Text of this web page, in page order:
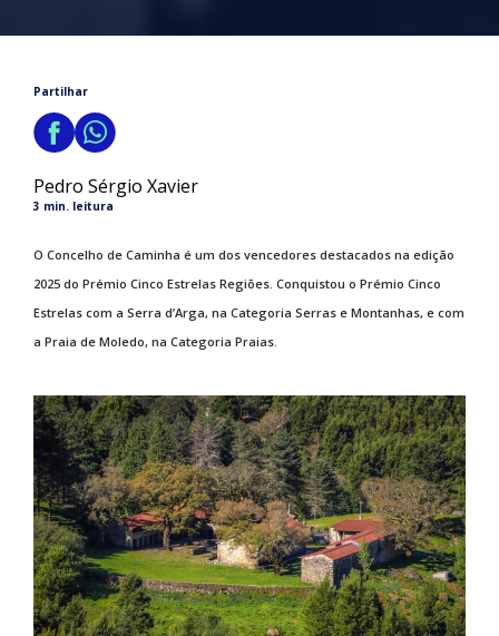
Partilhar
Pedro Sérgio Xavier
3 min. leitura
O Concelho de Caminha é um dos vencedores destacados na edição
2025 do Prémio Cinco Estrelas Regiões. Conquistou o Prémio Cinco
Estrelas com a Serra d’Arga, na Categoria Serras e Montanhas, e com
a Praia de Moledo, na Categoria Praias.